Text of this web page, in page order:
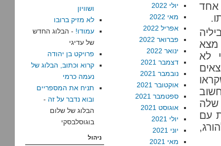
אחד
מצא
לא
שלה
עם
יולי 2022
מאי 2022
אפריל 2022
פברואר 2022
ינואר 2022
דצמבר 2021
נובמבר 2021
אוקטובר 2021
ספטמבר 2021
אוגוסט 2021
יולי 2021
יוני 2021
מאי 2021
ושוויון
לא מזיק ברובו
עמודו! - הבלוג החדש
של עדיגי
פרויקט בן יהודה
קרוא וכתוב, הבלוג של
נעמה כרמי
תניח את המספריים
ובוא נדבר על זה -
הבלוג של שלום
בוגוסלבסקי
ניהול